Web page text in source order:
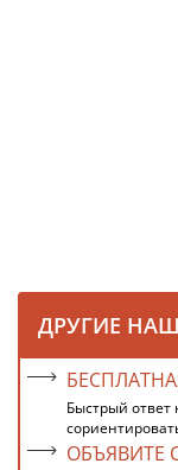
ДРУГИЕ
Быстрый
ОБЪЯВИТЕ